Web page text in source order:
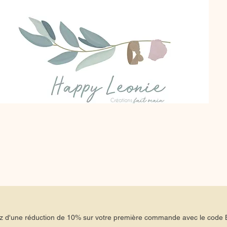
d'une réduction de 10% sur votre première commande avec le code